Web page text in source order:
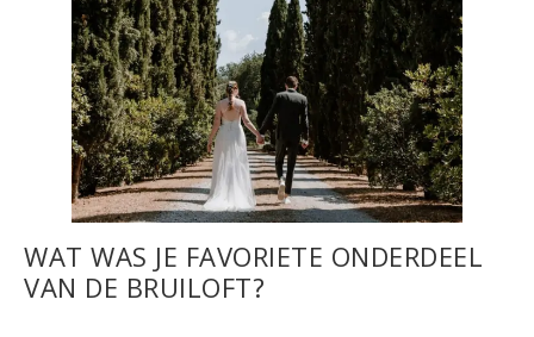
WAT WAS JE FAVORIETE ONDERDEEL
VAN DE BRUILOFT?